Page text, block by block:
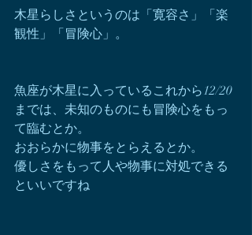
木星らしさというのは「寛容さ」「楽
観性」「冒険心」。
魚座が木星に入っているこれから12/20
までは、未知のものにも冒険心をもっ
て臨むとか。
おおらかに物事をとらえるとか。
優しさをもって人や物事に対処できる
といいですね